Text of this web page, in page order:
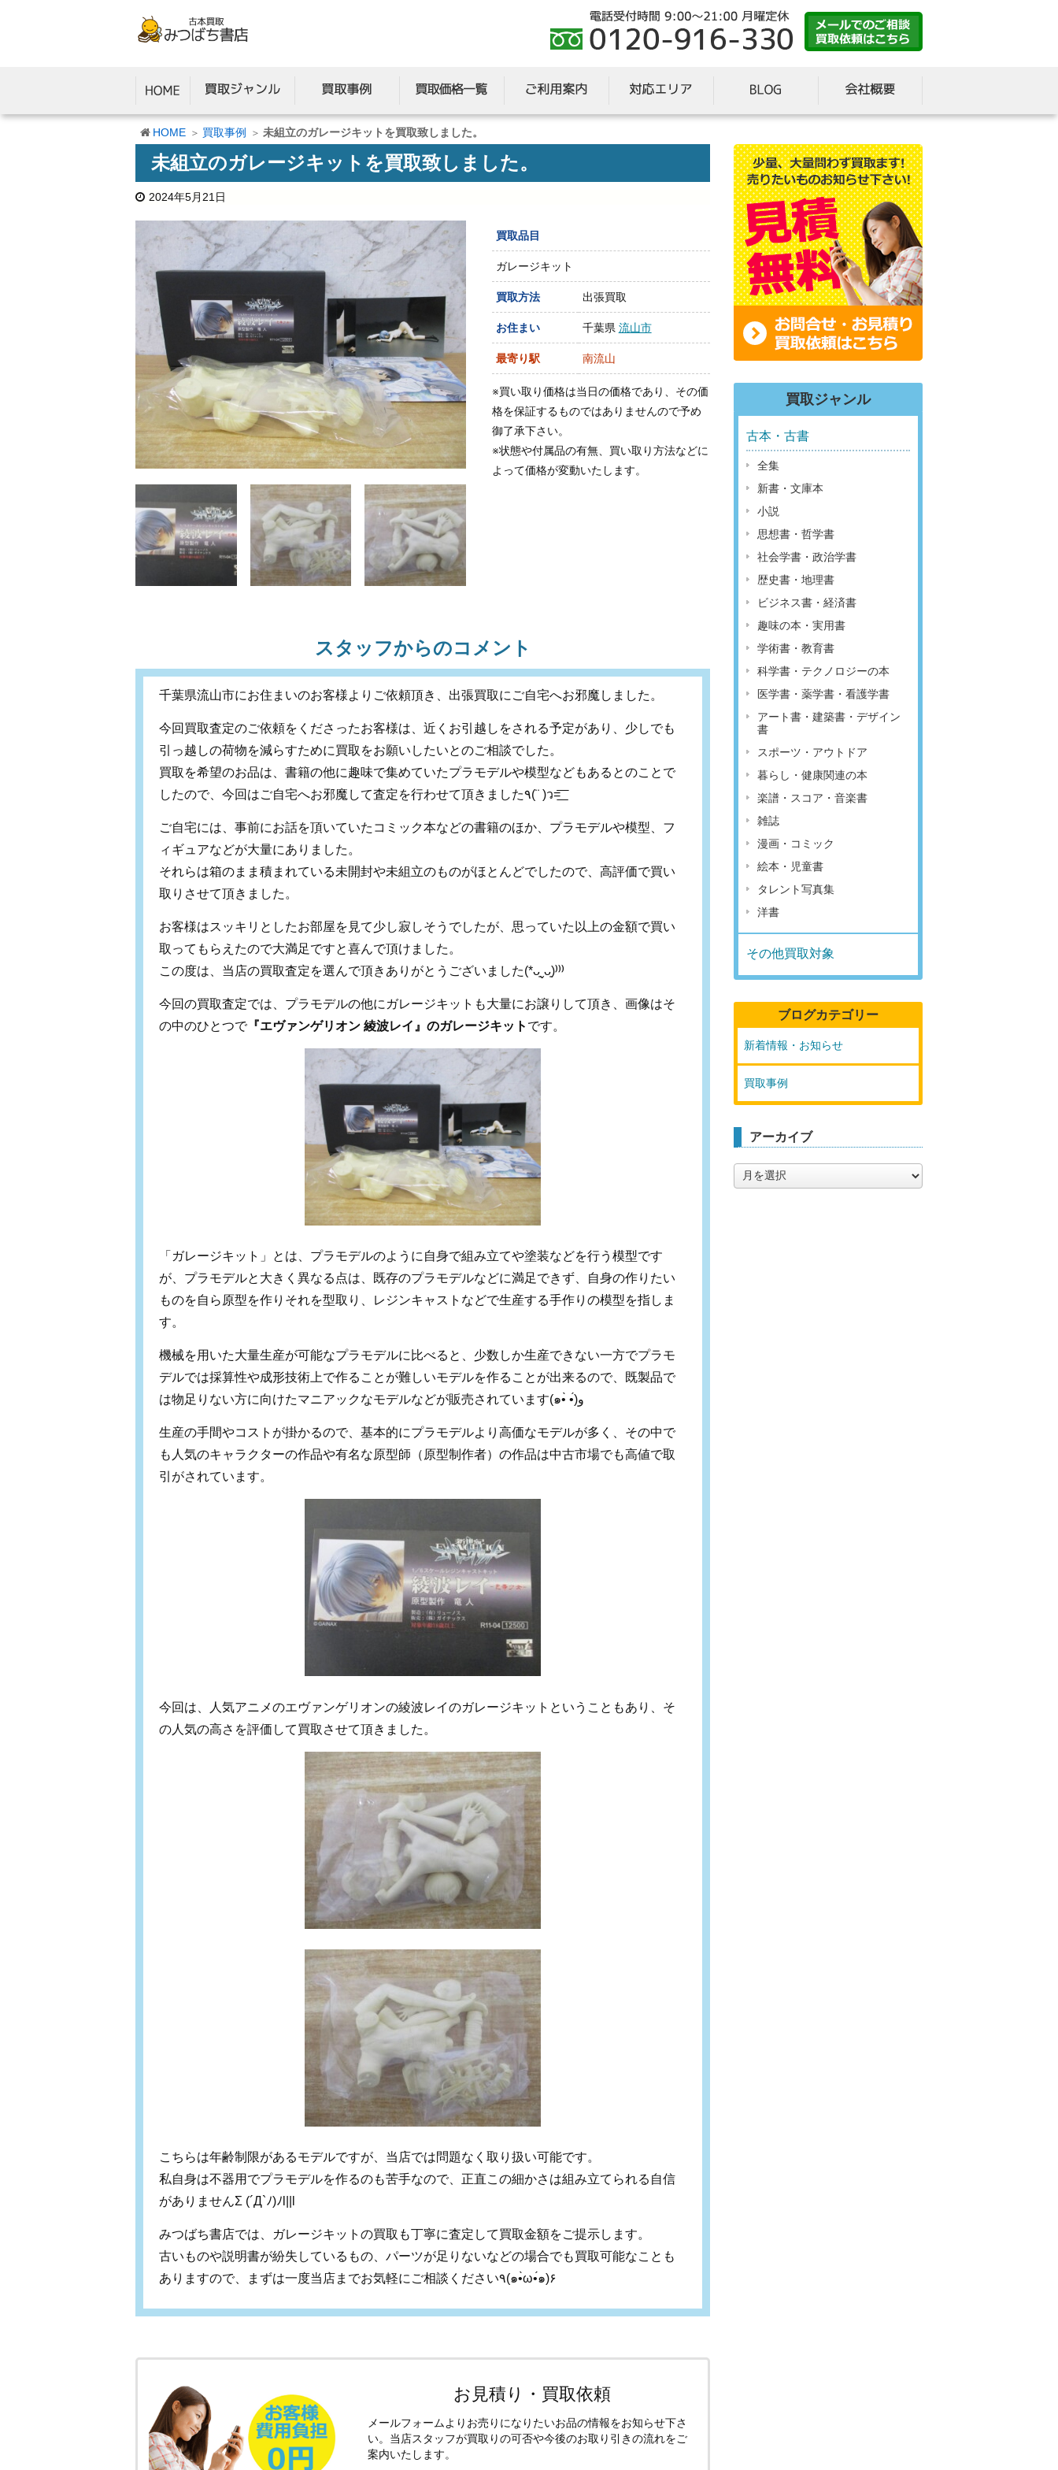
HOME 買取事例 未組立のガレージキットを買取致しました。
未組立のガレージキットを買取致しました。
2024年5月21日
買取品目
ガレージキット
買取方法 出張買取
お住まい 千葉県 流山市
最寄り駅 南流山
※買い取り価格は当日の価格であり、その価
格を保証するものではありませんので予め
御了承下さい。
※状態や付属品の有無、買い取り方法などに
よって価格が変動いたします。
スタッフからのコメント
千葉県流山市にお住まいのお客様よりご依頼頂き、出張買取にご自宅へお邪魔しました。
今回買取査定のご依頼をくださったお客様は、近くお引越しをされる予定があり、少しでも
引っ越しの荷物を減らすために買取をお願いしたいとのご相談でした。
買取を希望のお品は、書籍の他に趣味で集めていたプラモデルや模型などもあるとのことで
したので、今回はご自宅へお邪魔して査定を行わせて頂きました٩(¨ )ว=͟͟͞͞‪
ご自宅には、事前にお話を頂いていたコミック本などの書籍のほか、プラモデルや模型、フ
ィギュアなどが大量にありました。
それらは箱のまま積まれている未開封や未組立のものがほとんどでしたので、高評価で買い
取りさせて頂きました。
お客様はスッキリとしたお部屋を見て少し寂しそうでしたが、思っていた以上の金額で買い
取ってもらえたので大満足ですと喜んで頂けました。
この度は、当店の買取査定を選んで頂きありがとうございました(*ᴗ͈ˬᴗ͈)⁾⁾⁾
今回の買取査定では、プラモデルの他にガレージキットも大量にお譲りして頂き、画像はそ
の中のひとつで『エヴァンゲリオン 綾波レイ』のガレージキット です。
「ガレージキット」とは、プラモデルのように自身で組み立てや塗装などを行う模型です
が、プラモデルと大きく異なる点は、既存のプラモデルなどに満足できず、自身の作りたい
ものを自ら原型を作りそれを型取り、レジンキャストなどで生産する手作りの模型を指しま
す。
機械を用いた大量生産が可能なプラモデルに比べると、少数しか生産できない一方でプラモ
デルでは採算性や成形技術上で作ることが難しいモデルを作ることが出来るので、既製品で
は物足りない方に向けたマニアックなモデルなどが販売されています(๑•̀ •́)و
生産の手間やコストが掛かるので、基本的にプラモデルより高価なモデルが多く、その中で
も人気のキャラクターの作品や有名な原型師（原型制作者）の作品は中古市場でも高値で取
引がされています。
今回は、人気アニメのエヴァンゲリオンの綾波レイのガレージキットということもあり、そ
の人気の高さを評価して買取させて頂きました。
こちらは年齢制限があるモデルですが、当店では問題なく取り扱い可能です。
私自身は不器用でプラモデルを作るのも苦手なので、正直この細かさは組み立てられる自信
がありませんΣ (´Д`ﾉ)ﾉ
みつばち書店では、ガレージキットの買取も丁寧に査定して買取金額をご提示します。
古いものや説明書が紛失しているもの、パーツが足りないなどの場合でも買取可能なことも
ありますので、まずは一度当店までお気軽にご相談ください٩(๑•̀ω•́๑)۶
お見積り・買取依頼
メールフォームよりお売りになりたいお品の情報をお知らせ下さ
い。当店スタッフが買取りの可否や今後のお取り引きの流れをご
案内いたします。
買取ジャンル
古本・古書
全集
新書・文庫本
小説
思想書・哲学書
社会学書・政治学書
歴史書・地理書
ビジネス書・経済書
趣味の本・実用書
学術書・教育書
科学書・テクノロジーの本
医学書・薬学書・看護学書
アート書・建築書・デザイン
書
スポーツ・アウトドア
暮らし・健康関連の本
楽譜・スコア・音楽書
雑誌
漫画・コミック
絵本・児童書
タレント写真集
洋書
その他買取対象
ブログカテゴリー
新着情報・お知らせ
買取事例
アーカイブ
ー